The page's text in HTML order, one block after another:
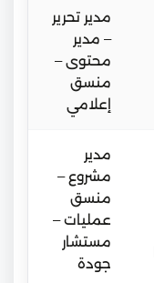
مدير تحرير
– مدير
محتوى –
منسق
إعلامي
مدير
مشروع –
منسق
عمليات –
مستشار
جودة